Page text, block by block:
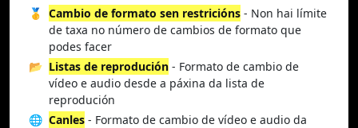
🥇 Cambio de formato sen restricións - Non hai límite
de taxa no número de cambios de formato que
podes facer
📂 Listas de reprodución - Formato de cambio de
vídeo e audio desde a páxina da lista de
reprodución
🌐 Canles - Formato de cambio de vídeo e audio da